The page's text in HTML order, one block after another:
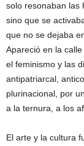
solo resonaban las
sino que se
que no se dejaba
Apareció en la
el feminismo y las
antipatriarcal,
plurinacional, por
a la ternura, a los
El arte y la cultura